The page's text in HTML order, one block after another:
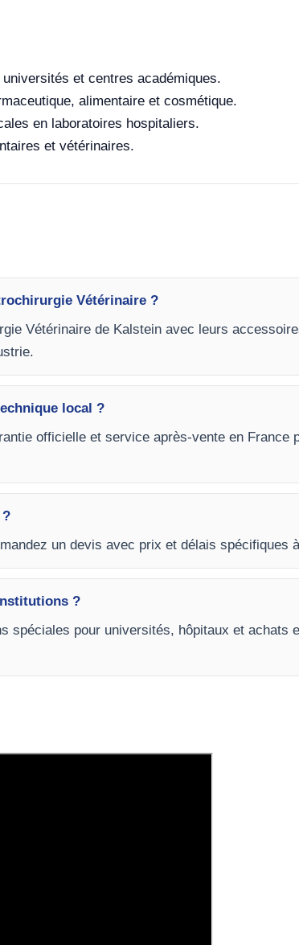
et centres académiques.
alimentaire et cosmétique.
en laboratoires hospitaliers.
et vétérinaires.
Vétérinaire ?
Vétérinaire de Kalstein avec leurs
local ?
officielle et service après-vente en France
?
un devis avec prix et délais spécifiques
?
spéciales pour universités, hôpitaux et achats